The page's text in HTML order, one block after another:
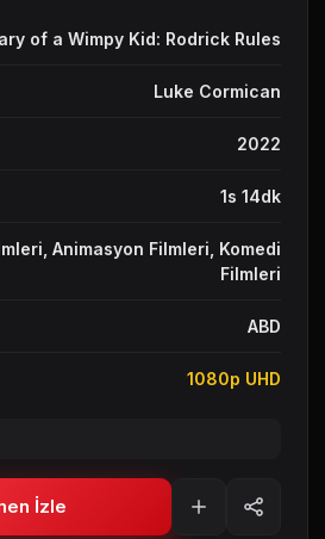
of a Wimpy Kid: Rodrick Rules
Luke Cormican
2022
1s 14dk
Animasyon Filmleri Komedi
Filmleri
ABD
1080p UHD
İzle